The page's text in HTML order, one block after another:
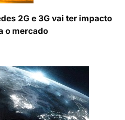
2G e 3G vai ter impacto
o mercado